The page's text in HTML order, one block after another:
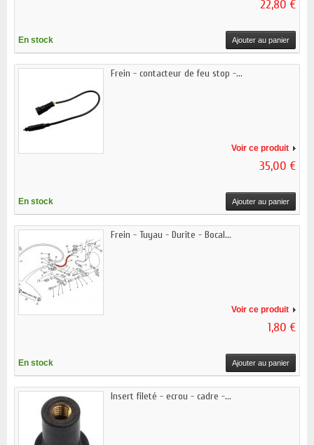
22,80 €
En stock Ajouter au panier
Frein - contacteur de feu stop -...
Voir ce produit
35,00 €
En stock Ajouter au panier
Frein - Tuyau - Durite - Bocal...
Voir ce produit
1,80 €
En stock Ajouter au panier
Insert fileté - ecrou - cadre -...